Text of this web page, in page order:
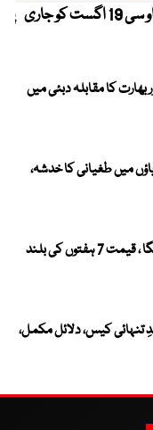
کیریبین پریمیئر لیگ ، قومی کرکٹرز کو این او سی 19 اگست کو جاری
پاکستان اور بھارت کا مقابلہ دبئی میں
دریاؤں میں طغیانی کا خدشہ،
عالمی مارکیٹ میں سونا مزید مہنگا ، قیمت 7 ہفتوں کی بلند
تنہائی کیس، دلائل مکمل،